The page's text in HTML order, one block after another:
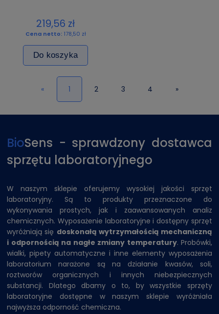
219,56 zł
Cena netto: 178,50 zł
Do koszyka
« 1 2 3 4 »
BioSens - sprawdzony dostawca
sprzętu laboratoryjnego
W naszym sklepie oferujemy wysokiej jakości sprzęt
laboratoryjny. Są to produkty przeznaczone do
wykonywania prostych, jak i zaawansowanych analiz
chemicznych. Wyposażenie laboratoryjne i dostępny sprzęt
wyróżniają się doskonałą wytrzymałością mechaniczną
i odpornością na nagłe zmiany temperatury. Probówki,
wialki, pipety automatyczne i inne elementy wyposażenia
laboratorium narażone są na działanie kwasów, soli,
roztworów organicznych i innych niebezpiecznych
substancji. Dlatego dbamy o to, by wszystkie sprzęty
laboratoryjne dostępne w naszym sklepie wyróżniała
najwyższa odporność chemiczna.